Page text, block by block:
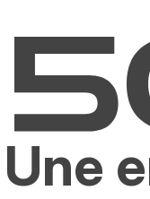
Une